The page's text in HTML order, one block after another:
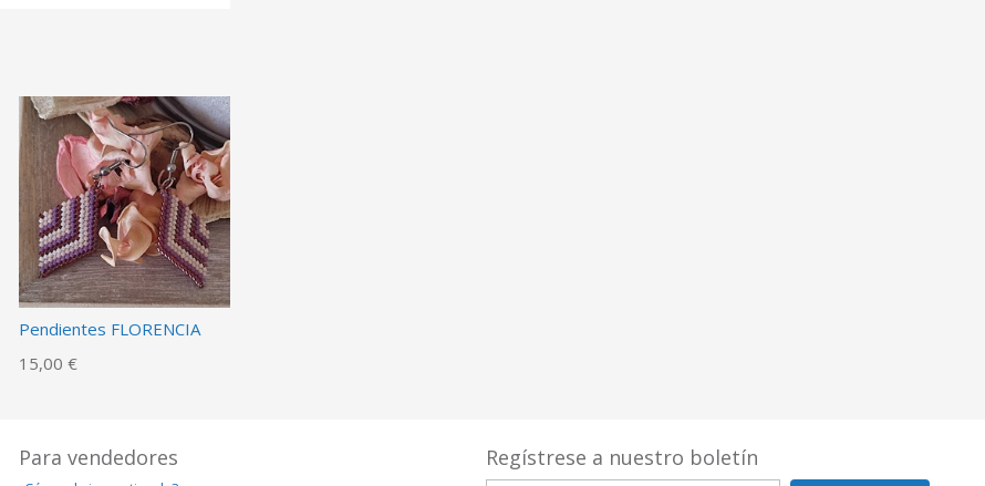
Pendientes FLORENCIA
15,00 €
Para vendedores Regístrese a nuestro boletín